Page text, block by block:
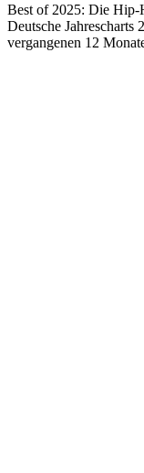
Best of 2025: Die Hip-
Deutsche
vergangenen 12